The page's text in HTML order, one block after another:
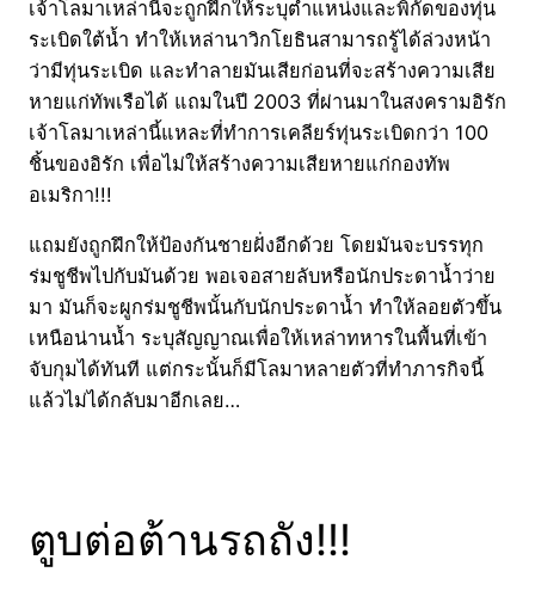
เจ้าโลมาเหล่านี้จะถูกฝึกให้ระบุตำแหน่งและพิกัดของทุ่น
ระเบิดใต้น้ำ ทำให้เหล่านาวิกโยธินสามารถรู้ได้ล่วงหน้า
ว่ามีทุ่นระเบิด และทำลายมันเสียก่อนที่จะสร้างความเสีย
หายแก่ทัพเรือได้ แถมในปี 2003 ที่ผ่านมาในสงครามอิรัก
เจ้าโลมาเหล่านี้แหละที่ทำการเคลียร์ทุ่นระเบิดกว่า 100
ชิ้นของอิรัก เพื่อไม่ให้สร้างความเสียหายแก่กองทัพ
อเมริกา!!!
แถมยังถูกฝึกให้ป้องกันชายฝั่งอีกด้วย โดยมันจะบรรทุก
ร่มชูชีพไปกับมันด้วย พอเจอสายลับหรือนักประดาน้ำว่าย
มา มันก็จะผูกร่มชูชีพนั้นกับนักประดาน้ำ ทำให้ลอยตัวขึ้น
เหนือน่านน้ำ ระบุสัญญาณเพื่อให้เหล่าทหารในพื้นที่เข้า
จับกุมได้ทันที แต่กระนั้นก็มีโลมาหลายตัวที่ทำภารกิจนี้
แล้วไม่ได้กลับมาอีกเลย…
ตูบต่อต้านรถถัง!!!